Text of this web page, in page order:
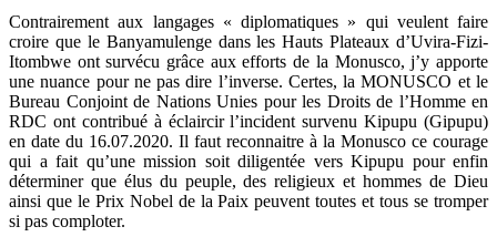
Contrairement aux langages « diplomatiques » qui veulent faire
croire que le Banyamulenge dans les Hauts Plateaux d’Uvira-Fizi-
Itombwe ont survécu grâce aux efforts de la Monusco, j’y apporte
une nuance pour ne pas dire l’inverse. Certes, la MONUSCO et le
Bureau Conjoint de Nations Unies pour les Droits de l’Homme en
RDC ont contribué à éclaircir l’incident survenu Kipupu (Gipupu)
en date du 16.07.2020. Il faut reconnaitre à la Monusco ce courage
qui a fait qu’une mission soit diligentée vers Kipupu pour enfin
déterminer que élus du peuple, des religieux et hommes de Dieu
ainsi que le Prix Nobel de la Paix peuvent toutes et tous se tromper
si pas comploter.